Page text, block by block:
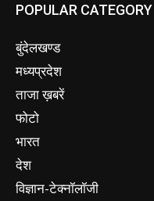
POPULAR CATEGORY
बुंदेलखण्ड
मध्यप्रदेश
ताजा ख़बरें
फोटो
भारत
देश
विज्ञान-टेक्नॉलॉजी